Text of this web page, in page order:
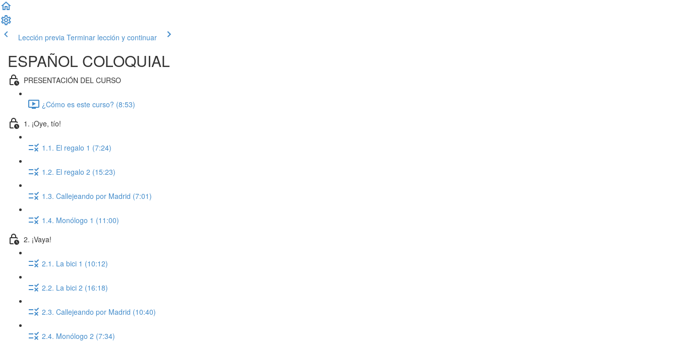
Lección previa Terminar lección y continuar
ESPAÑOL COLOQUIAL
PRESENTACIÓN DEL CURSO
¿Cómo es este curso? (8:53)
1. ¡Oye, tío!
1.1. El regalo 1 (7:24)
1.2. El regalo 2 (15:23)
1.3. Callejeando por Madrid (7:01)
1.4. Monólogo 1 (11:00)
2. ¡Vaya!
2.1. La bici 1 (10:12)
2.2. La bici 2 (16:18)
2.3. Callejeando por Madrid (10:40)
2.4. Monólogo 2 (7:34)